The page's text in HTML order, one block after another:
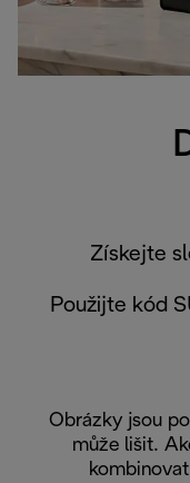
Získejte
Použijte kód
Obrázky jsou
může lišit.